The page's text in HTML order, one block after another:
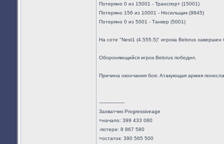
Потеряно 0 из 15001 - Транспорт (15001)
Потеряно 156 из 10001 - Носильщик (9845)
Потеряно 0 из 5001 - Танкер (5001)
На соте "Nest1 (4.555.5)" игрока Belorus завершен
Обороняющийся игрок Belorus победил.
Причина окончания боя: Атакующая армия
-----------------
Захватчик Progressiveage
=начало: 399 433 080
-потери: 8 867 580
=остаток: 390 565 500